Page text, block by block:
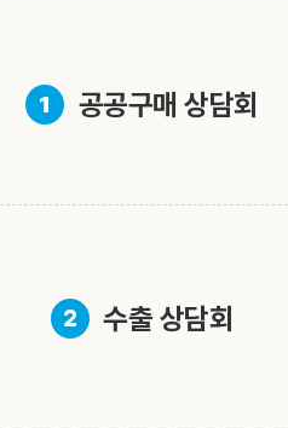
❶ 공공구매 상담회
❷ 수출 상담회